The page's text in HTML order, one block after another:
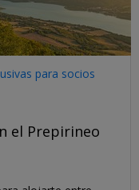
para socios
el Prepirineo